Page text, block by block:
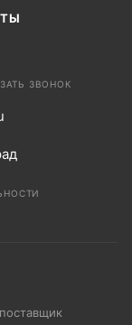
ЗВОНОК